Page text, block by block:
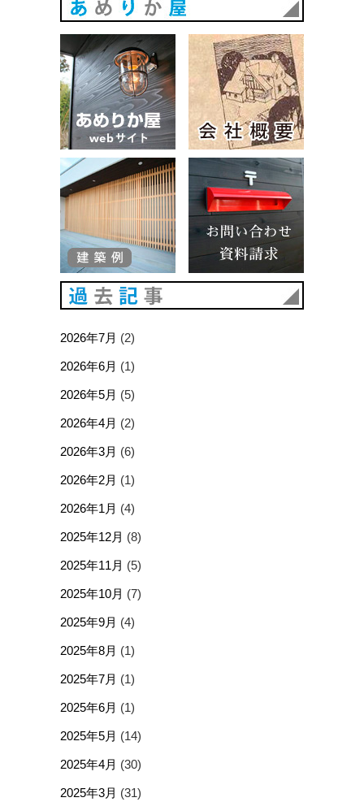
あめりか屋WEBサイト
2026年7月 (2)
2026年6月 (1)
2026年5月 (5)
2026年4月 (2)
2026年3月 (6)
2026年2月 (1)
2026年1月 (4)
2025年12月 (8)
2025年11月 (5)
2025年10月 (7)
2025年9月 (4)
2025年8月 (1)
2025年7月 (1)
2025年6月 (1)
2025年5月 (14)
2025年4月 (30)
2025年3月 (31)